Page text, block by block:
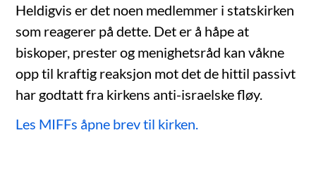
Heldigvis er det noen medlemmer i statskirken
som reagerer på dette. Det er å håpe at
biskoper, prester og menighetsråd kan våkne
opp til kraftig reaksjon mot det de hittil passivt
har godtatt fra kirkens anti-israelske fløy.
Les MIFFs åpne brev til kirken.